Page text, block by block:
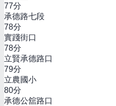
77分
承德路七段
78分
實踐街口
78分
立賢承德路口
79分
立農國小
80分
承德公舘路口